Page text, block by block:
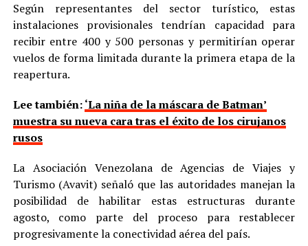
Según representantes del sector turístico, estas
instalaciones provisionales tendrían capacidad para
recibir entre 400 y 500 personas y permitirían operar
vuelos de forma limitada durante la primera etapa de la
reapertura.
Lee también:‘La niña de la máscara de Batman’
muestra su nueva cara tras el éxito de los cirujanos
rusos
La Asociación Venezolana de Agencias de Viajes y
Turismo (Avavit) señaló que las autoridades manejan la
posibilidad de habilitar estas estructuras durante
agosto, como parte del proceso para restablecer
progresivamente la conectividad aérea del país.